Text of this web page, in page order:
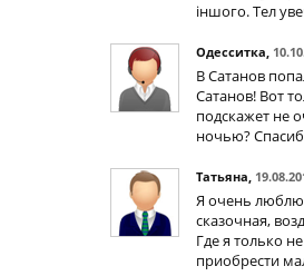
іншого. Тел
Одесситка,
В Сатанов
Сатанов! Вот
подскажет не
ночью?
Татьяна,
Я очень люблю
сказочная,
Где я только
приобрести